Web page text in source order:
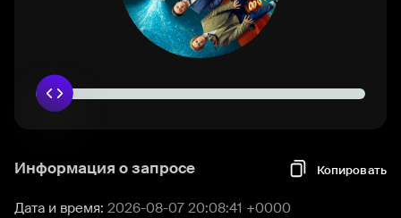
Информация о запросе Копировать
Дата и время: 2026-08-07 20:08:41 +0000